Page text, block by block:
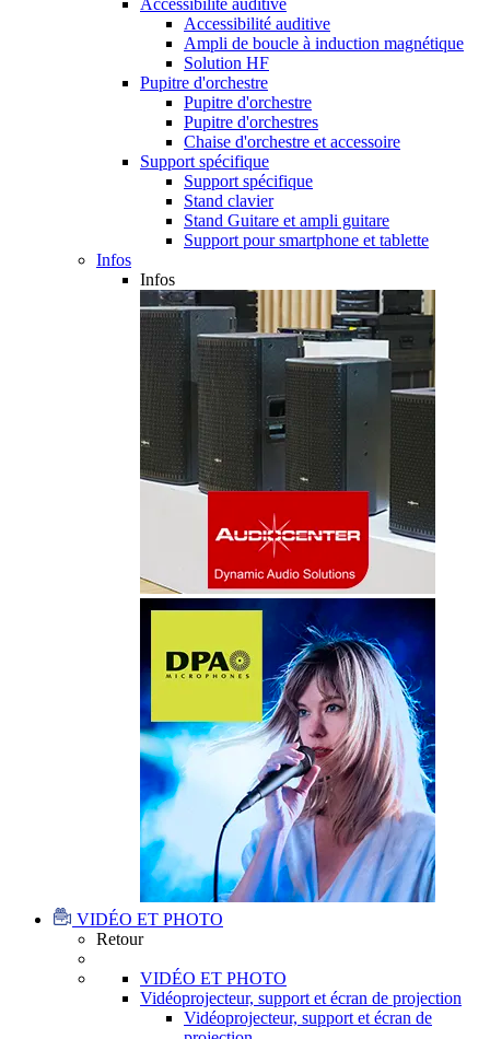
Accessibilité auditive
Accessibilité auditive
Ampli de boucle à induction magnétique
Solution HF
Pupitre d'orchestre
Pupitre d'orchestre
Pupitre d'orchestres
Chaise d'orchestre et accessoire
Support spécifique
Support spécifique
Stand clavier
Stand Guitare et ampli guitare
Support pour smartphone et tablette
Infos
Infos
VIDÉO ET PHOTO
Retour
VIDÉO ET PHOTO
Vidéoprojecteur, support et écran de projection
Vidéoprojecteur, support et écran de